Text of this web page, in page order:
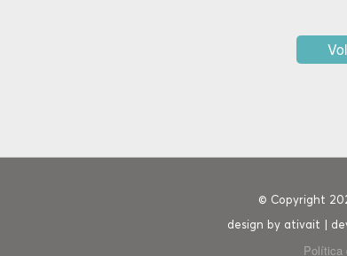
© Copyright
design by ativait |
Política